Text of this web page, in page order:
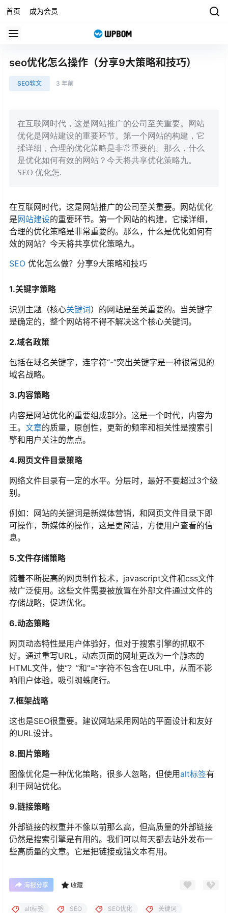
首页 成为会员
seo优化怎么操作（分享9大策略和技巧）
SEO软文 3 年前
在互联网时代，这是网站推广的公司至关重要。网站
优化是网站建设的重要环节。第一个网站的构建，它
揉详细，合理的优化策略是非常重要的。那么，什么
是优化如何有效的网站？今天将共享优化策略九。
SEO 优化怎.
在互联网时代，这是网站推广的公司至关重要。网站优化
是网站建设的重要环节。第一个网站的构建，它揉详细，
合理的优化策略是非常重要的。那么，什么是优化如何有
效的网站？今天将共享优化策略九。
SEO 优化怎么做？分享9大策略和技巧
1.关键字策略
识别主题（核心关键词）的网站是至关重要的。当关键字
是确定的，整个网站将不得不解决这个核心关键词。
2.域名政策
包括在域名关键字，连字符“-”突出关键字是一种很常见的
域名战略。
3.内容策略
内容是网站优化的重要组成部分。这是一个时代，内容为
王。 文章的质量，原创性，更新的频率和相关性是搜索引
擎和用户关注的焦点。
4.网页文件目录策略
网络文件目录有一定的水平。分层时，最好不要超过3个级
别。
例如：网站的关键词是新媒体营销，和网页文件目录下即
可操作，新媒体的操作，这是更简洁，方便用户查看的信
息。
5.文件存储策略
随着不断提高的网页制作技术，javascript文件和css文件
被广泛使用。这些文件需要被放置在外部文件通过文件的
存储战略，促进优化。
6.动态策略
网页动态特性是用户体验好，但对于搜索引擎的抓取不
好。通过重写URL，动态页面的网址更改为一个静态的
HTML文件，使“？”和“=”字符不包含在URL中，从而不影
响用户体验，吸引蜘蛛爬行。
7.框架战略
这也是SEO很重要。建议网站采用网站的平面设计和友好
的URL设计。
8.图片策略
图像优化是一种优化策略，很多人忽略，但使用alt标签有
利于网站优化。
9.链接策略
外部链接的权重并不像以前那么高，但高质量的外部链接
仍然是搜索引擎是有用的。我们可以每天都去站外发布一
些高质量的文章。它是把链接或锚文本有用。
海报分享 收藏
alt标签 SEO SEO优化 关键词